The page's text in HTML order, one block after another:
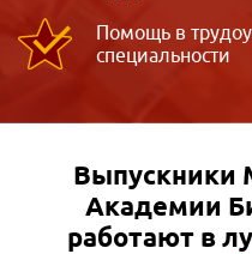
Помощь в
специальности
Выпускники
Академии
работают в